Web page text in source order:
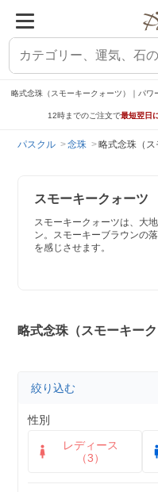
略式念珠（スモーキークォーツ）｜パ
12時までのご注文で最短翌日
パスクル 念珠 略式念珠（ス
スモーキークォーツ
スモーキークォーツは、大
ン。スモーキーブラウンの
を感じさせます。
略式念珠（スモーキーク
絞り込む
性別
レディース
（3）